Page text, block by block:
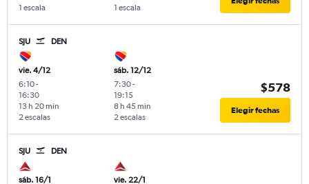
1 escala
1 escala
SJU DEN
vie. 4/12
6:10-
16:30
2 escalas
13 h 20 min
sáb. 12/12
7:30-
19:15
2 escalas
8 h 45 min
$578
Elegir fechas
SJU DEN
sáb. 16/1
vie. 22/1